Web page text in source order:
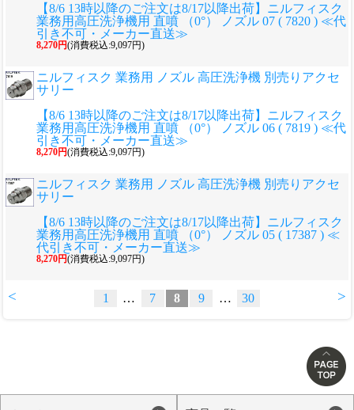
【8/6 13時以降のご注文は8/17以降出荷】ニルフィスク
業務用高圧洗浄機用 直噴 （0°） ノズル 07 ( 7820 ) ≪代
引き不可・メーカー直送≫
8,270円(消費税込:9,097円)
ニルフィスク 業務用 ノズル 高圧洗浄機 別売りアクセ
サリー
【8/6 13時以降のご注文は8/17以降出荷】ニルフィスク
業務用高圧洗浄機用 直噴 （0°） ノズル 06 ( 7819 ) ≪代
引き不可・メーカー直送≫
8,270円(消費税込:9,097円)
ニルフィスク 業務用 ノズル 高圧洗浄機 別売りアクセ
サリー
【8/6 13時以降のご注文は8/17以降出荷】ニルフィスク
業務用高圧洗浄機用 直噴 （0°） ノズル 05 ( 17387 ) ≪
代引き不可・メーカー直送≫
8,270円(消費税込:9,097円)
< >
1 … 7 8 9 … 30